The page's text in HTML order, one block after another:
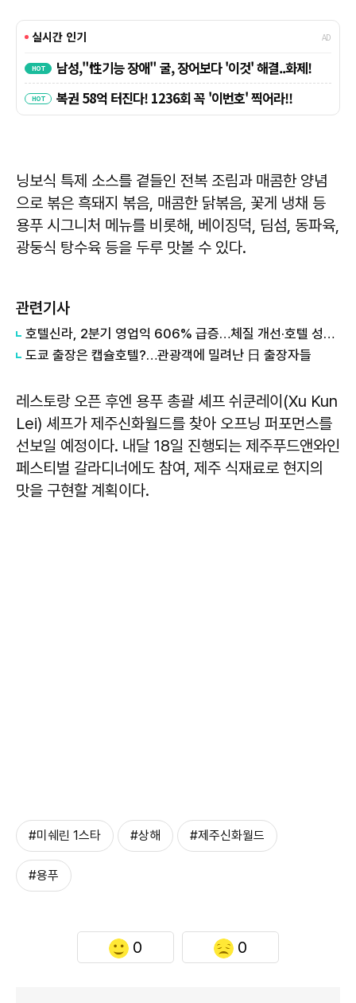
닝보식 특제 소스를 곁들인 전복 조림과 매콤한 양념
으로 볶은 흑돼지 볶음, 매콤한 닭볶음, 꽃게 냉채 등
용푸 시그니처 메뉴를 비롯해, 베이징덕, 딤섬, 동파육,
광둥식 탕수육 등을 두루 맛볼 수 있다.
관련기사
호텔신라, 2분기 영업익 606% 급증…체질 개선·호텔 성수기 효과
도쿄 출장은 캡슐호텔?…관광객에 밀려난 日 출장자들
레스토랑 오픈 후엔 용푸 총괄 셰프 쉬쿤레이(Xu Kun
Lei) 셰프가 제주신화월드를 찾아 오프닝 퍼포먼스를
선보일 예정이다. 내달 18일 진행되는 제주푸드앤와인
페스티벌 갈라디너에도 참여, 제주 식재료로 현지의
맛을 구현할 계획이다.
#미쉐린 1스타 #상해 #제주신화월드
#용푸
0 0